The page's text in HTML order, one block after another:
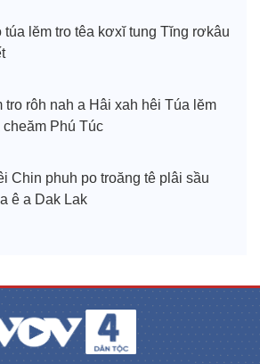
lĕm tro têa kơxĭ tung Tĭng rơkâu
tro rôh nah a Hâi xah hêi Túa lĕm
cheăm Phú Túc
Chin phuh po troăng tê plâi sầu
ê a Dak Lak